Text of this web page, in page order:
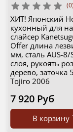
(0)
ХИТ! Японский
кухонный для
слайсер
Offer длина
мм, сталь AUS-8/
слоя, рукоять
дерево, заточка
Tojiro 2006
7 920 Руб
В корзину